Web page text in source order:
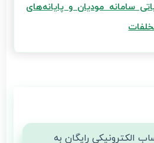
سامانه مودیان و پایانه‌های
الکترونیکی رایگان به